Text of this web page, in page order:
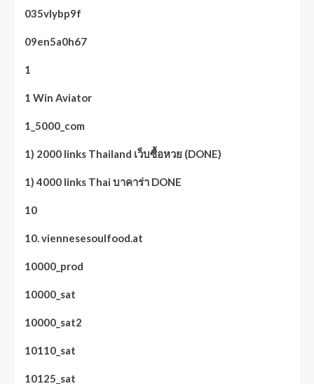
035vlybp9f
09en5a0h67
1
1 Win Aviator
1_5000_com
1) 2000 links Thailand เว็บซื้อหวย (DONE)
1) 4000 links Thai บาคาร่า DONE
10
10. viennesesoulfood.at
10000_prod
10000_sat
10000_sat2
10110_sat
10125_sat